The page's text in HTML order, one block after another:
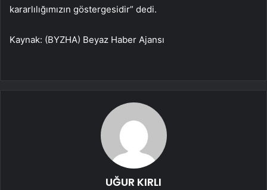
kararlılığımızın göstergesidir” dedi.
Kaynak: (BYZHA) Beyaz Haber Ajansı
UĞUR KIRLI